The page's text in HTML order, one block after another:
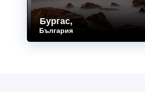
Бургас,
България